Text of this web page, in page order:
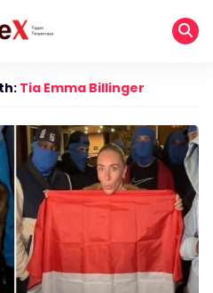
Tia Emma Billinger